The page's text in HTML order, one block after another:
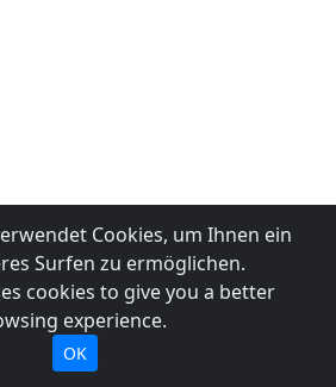
Cookies, um Ihnen ein
Surfen zu ermöglichen.
cookies to give you a better
experience.
OK